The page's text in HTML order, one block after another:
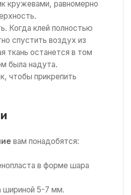
кружевами, равномерно
Когда клей полностью
спустить воздух из
ткань останется в том
была надута.
чтобы прикрепить
вам понадобятся:
в форме шара
шириной 5-7 мм.